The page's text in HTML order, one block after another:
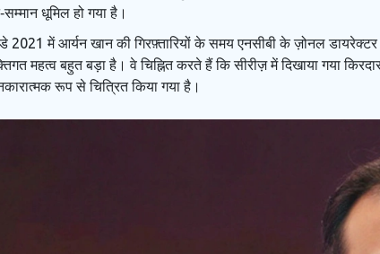
धूमिल हो गया है।
2021 में आर्यन खान की गिरफ़्तारियों के समय एनसीबी के ज़ोनल
महत्व बहुत बड़ा है। वे चिह्नित करते हैं कि सीरीज़ में दिखाया गया
रूप से चित्रित किया गया है।